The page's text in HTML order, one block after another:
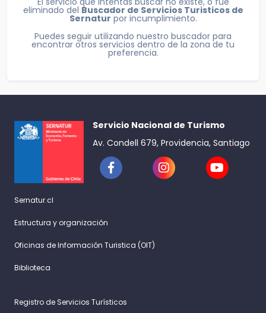
eliminado del Buscador de Servicios Turisticos de
Sernatur por incumplimiento.
Puedes seguir utilizando nuestro buscador para
encontrar otros servicios dentro de la zona de tu
preferencia.
Servicio Nacional de Turismo
Av. Condell 679, Providencia, Santiago
Sernatur.cl
Estructura y organización
Oficinas de Información Turistica (OIT)
Biblioteca
Registro de Servicios Turísticos